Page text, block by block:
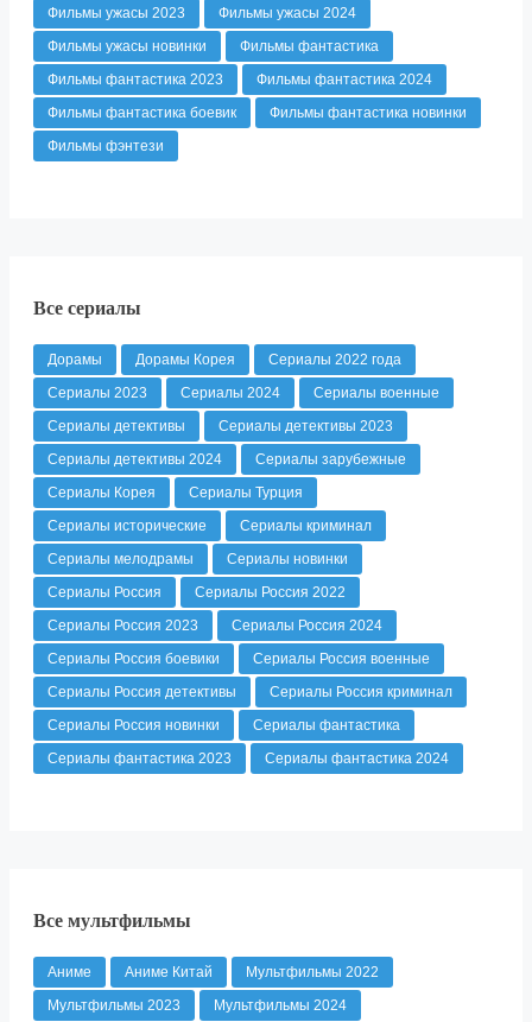
Фильмы ужасы 2023
Фильмы ужасы 2024
Фильмы ужасы новинки
Фильмы фантастика
Фильмы фантастика 2023
Фильмы фантастика 2024
Фильмы фантастика боевик
Фильмы фантастика новинки
Фильмы фэнтези
Все сериалы
Дорамы Дорамы Корея
Сериалы 2022 года
Сериалы 2023
Сериалы 2024
Сериалы военные
Сериалы детективы
Сериалы детективы 2023
Сериалы детективы 2024
Сериалы зарубежные
Сериалы Корея
Сериалы Турция
Сериалы исторические
Сериалы криминал
Сериалы мелодрамы
Сериалы новинки
Сериалы Россия
Сериалы Россия 2022
Сериалы Россия 2023
Сериалы Россия 2024
Сериалы Россия боевики
Сериалы Россия военные
Сериалы Россия детективы
Сериалы Россия криминал
Сериалы Россия новинки
Сериалы фантастика
Сериалы фантастика 2023
Сериалы фантастика 2024
Все мультфильмы
Аниме Аниме Китай
Мультфильмы 2022
Мультфильмы 2023
Мультфильмы 2024